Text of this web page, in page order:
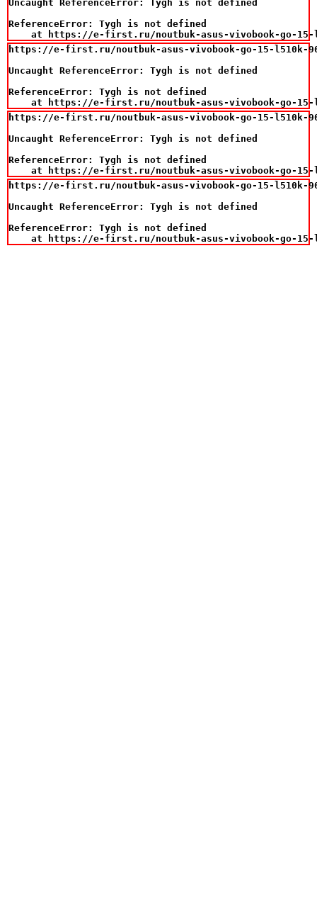
Uncaught ReferenceError: Tygh is not defined
ReferenceError: Tygh is not defined
at https://e-first.ru/noutbuk-asus-vivobook-go-
https://e-first.ru/noutbuk-asus-vivobook-go-15-l510k-
Uncaught ReferenceError: Tygh is not defined
ReferenceError: Tygh is not defined
at https://e-first.ru/noutbuk-asus-vivobook-go-
https://e-first.ru/noutbuk-asus-vivobook-go-15-l510k-
Uncaught ReferenceError: Tygh is not defined
ReferenceError: Tygh is not defined
at https://e-first.ru/noutbuk-asus-vivobook-go-
https://e-first.ru/noutbuk-asus-vivobook-go-15-l510k-
Uncaught ReferenceError: Tygh is not defined
ReferenceError: Tygh is not defined
at https://e-first.ru/noutbuk-asus-vivobook-go-